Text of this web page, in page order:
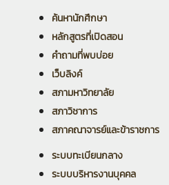
ค้นหานักศึกษา
หลักสูตรที่เปิดสอน
คำถามที่พบบ่อย
เว็บลิงค์
สภามหาวิทยาลัย
สภาวิชาการ
สภาคณาจารย์และข้าราชการ
ระบบทะเบียนกลาง
ระบบบริหารงานบุคคล